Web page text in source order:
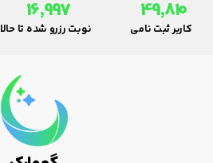
49,810
کاربر ثبت نامی
16,997
نوبت رزرو شده تا حالا